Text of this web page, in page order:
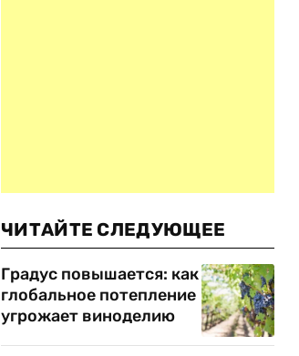
ЧИТАЙТЕ СЛЕДУЮЩЕЕ
Градус повышается: как
глобальное потепление
угрожает виноделию